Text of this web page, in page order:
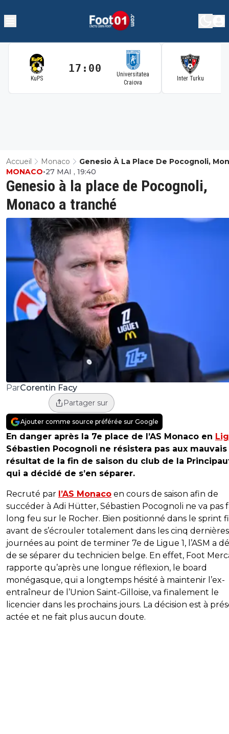
KuPS
17:00
Universitatea
Craiova
Inter Turku
Accueil Monaco
Genesio À La Place De Pocognoli,
Tranché
Genesio à la place de Pocognoli,
Monaco a tranché
MONACO•27 MAI , 19:40
ParCorentin Facy
Partager sur
Ajouter comme source préférée sur Google
En danger après la 7e place de l’AS Monaco en
Sébastien Pocognoli ne résistera pas aux mauvais
résultat de la fin de saison du club de la
qui a décidé de s’en séparer.
Recruté par l’AS Monaco en cours de saison afin de
succéder à Adi Hütter, Sébastien Pocognoli ne va pas
long feu sur le Rocher. Bien positionné dans le sprint
avant de s’écrouler totalement dans les cinq dernières
journées au point de terminer 7e de Ligue 1, l’ASM a
de se séparer du technicien belge. En effet, Foot
rapporte qu’après une longue réflexion, le board
monégasque, qui a longtemps hésité à maintenir l’ex-
entraîneur de l’Union Saint-Gilloise, va finalement le
licencier dans les prochains jours. La décision est à
actée et ne fait plus aucun doute.